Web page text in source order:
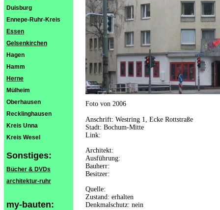
Duisburg
Ennepe-Ruhr-Kreis
Essen
Gelsenkirchen
Hagen
Hamm
Herne
Mülheim
Oberhausen
Recklinghausen
Kreis Unna
Kreis Wesel
Sonstiges:
Bücher & DVDs
architektur-ruhr
my-bauten:
Foto von 2006
Anschrift: Westring 1, Ecke Rottstraße
Stadt: Bochum-Mitte
Link:
Architekt:
Ausführung:
Bauherr:
Besitzer:
Quelle:
Zustand: erhalten
Denkmalschutz: nein